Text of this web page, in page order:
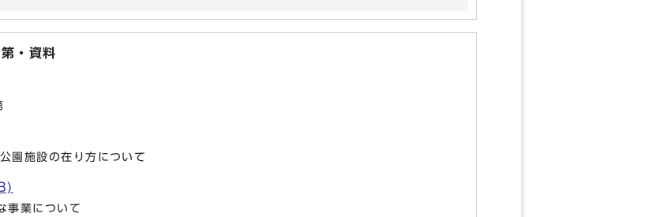
・資料
園施設の在り方について
事業について